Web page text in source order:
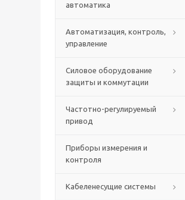
автоматика
Автоматизация, контроль,
управление
Силовое оборудование
защиты и коммутации
Частотно-регулируемый
привод
Приборы измерения и
контроля
Кабеленесущие системы